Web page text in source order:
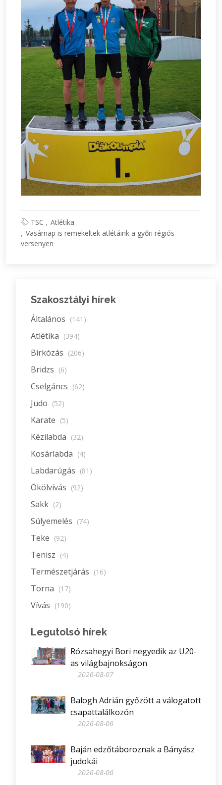
TSC
Atlétika
Vasárnap is remekeltek atlétáink a győri régiós
versenyen
Szakosztályi hírek
Általános (141)
Atlétika (394)
Birkózás (206)
Bridzs (6)
Cselgáncs (62)
Judo (52)
Karate (5)
Kézilabda (32)
Kosárlabda (4)
Labdarúgás (81)
Ökölvívás (92)
Sakk (2)
Súlyemelés (74)
Teke (92)
Tenisz (4)
Természetjárás (16)
Torna (17)
Vívás (190)
Legutolsó hírek
Rózsahegyi Bori negyedik az U20-
as világbajnokságon
2026-08-07
Balogh Adrián győzött a válogatott
csapattalálkozón
2026-08-06
Baján edzőtáboroznak a Bányász
judokái
2026-08-06